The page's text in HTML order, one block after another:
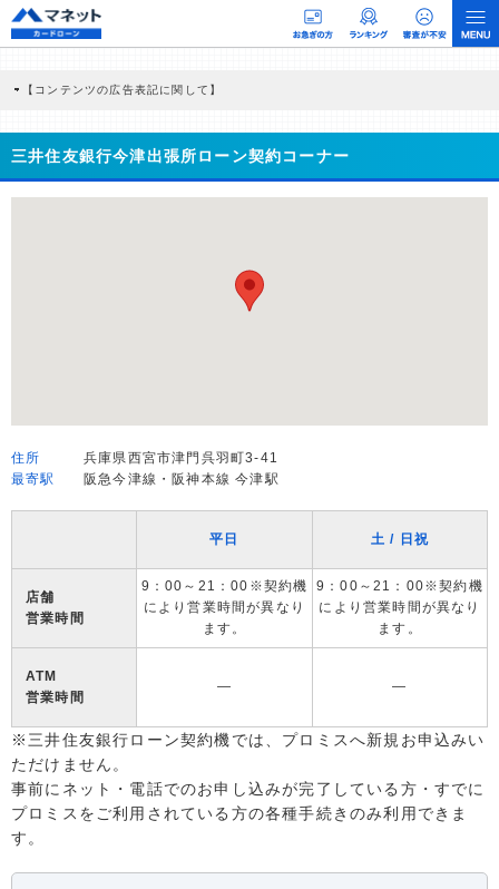
【コンテンツの広告表記に関して】
商品を根拠なくPRするものではなく、当編集部の調査／ユーザーへの口コミ収集な
どに基づき、公平性を担保した情報提供を行っています。
>提携企業一覧
三井住友銀行今津出張所ローン契約コーナー
住所
兵庫県西宮市津門呉羽町3-41
最寄駅
阪急今津線・阪神本線 今津駅
平日 土 / 日祝
店舗
営業時間
9：00～21：00※契約機
により営業時間が異なり
ます。
9：00～21：00※契約機
により営業時間が異なり
ます。
ATM
営業時間
― ―
※三井住友銀行ローン契約機では、プロミスへ新規お申込みい
ただけません。
事前にネット・電話でのお申し込みが完了している方・すでに
プロミスをご利用されている方の各種手続きのみ利用できま
す。